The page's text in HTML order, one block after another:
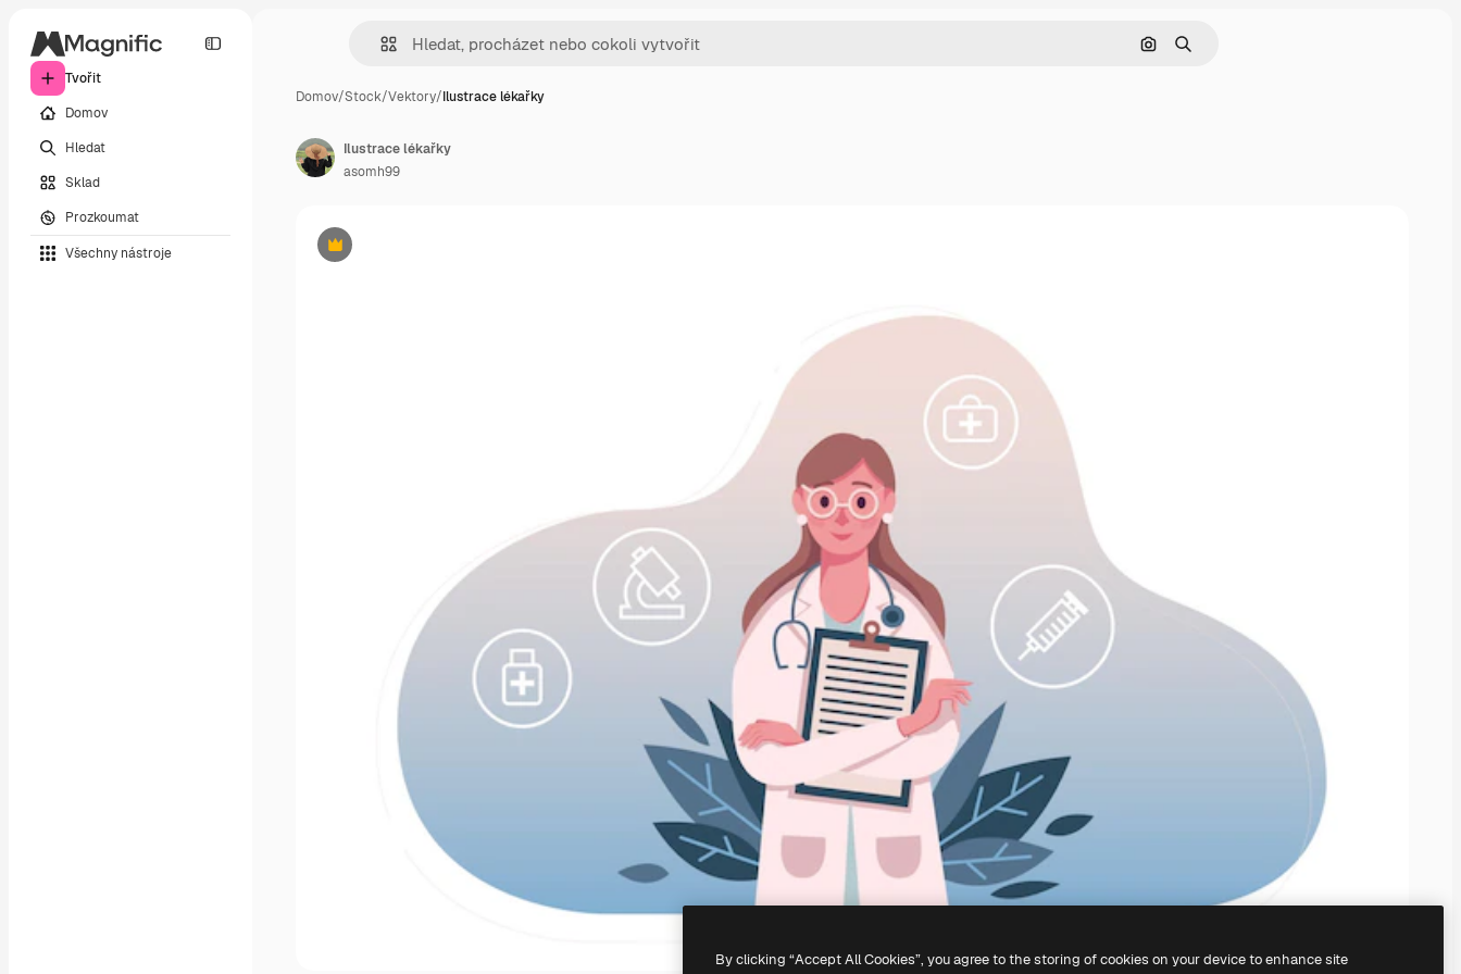
Tvořit
Domov
Hledat
Sklad
Prozkoumat
Všechny nástroje
Hledat podle obrázku
Hledat
Domov/Stock/Vektory/Ilustrace lékařky
Premium
Ilustrace lékařky
asomh99
By clicking “Accept All Cookies”, you agree to the storing of cookies on your device to enhance site